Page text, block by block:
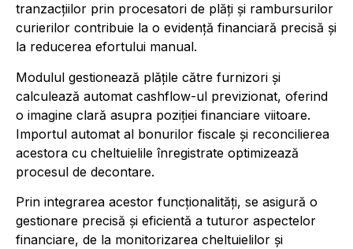
tranzacțiilor prin procesatori de plăți și rambursurilor
curierilor contribuie la o evidență financiară precisă și
la reducerea efortului manual.
Modulul gestionează plățile către furnizori și
calculează automat cashflow-ul previzionat, oferind
o imagine clară asupra poziției financiare viitoare.
Importul automat al bonurilor fiscale și reconcilierea
acestora cu cheltuielile înregistrate optimizează
procesul de decontare.
Prin integrarea acestor funcționalități, se asigură o
gestionare precisă și eficientă a tuturor aspectelor
financiare, de la monitorizarea cheltuielilor și